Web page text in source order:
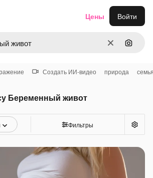
ОчиститьПоиск
Цены Войти
Создать ИИ-видео природа
Беременный живот
Фильтры